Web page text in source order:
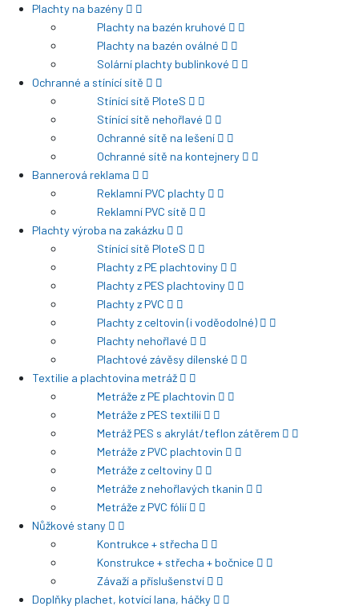
Plachty na bazény
Plachty na bazén kruhové
Plachty na bazén oválné
Solární plachty bublinkové
Ochranné a stínící sítě
Stínící sítě PloteS
Stínící sítě nehořlavé
Ochranné sítě na lešení
Ochranné sítě na kontejnery
Bannerová reklama
Reklamní PVC plachty
Reklamní PVC sítě
Plachty výroba na zakázku
Stínící sítě PloteS
Plachty z PE plachtoviny
Plachty z PES plachtoviny
Plachty z PVC
Plachty z celtovin (i voděodolné)
Plachty nehořlavé
Plachtové závěsy dílenské
Textilie a plachtovina metráž
Metráže z PE plachtovin
Metráže z PES textilií
Metráž PES s akrylát/teflon zátěrem
Metráže z PVC plachtovin
Metráže z celtoviny
Metráže z nehořlavých tkanin
Metráže z PVC fólií
Nůžkové stany
Kontrukce + střecha
Konstrukce + střecha + bočnice
Závaží a příslušenství
Doplňky plachet, kotvící lana, háčky